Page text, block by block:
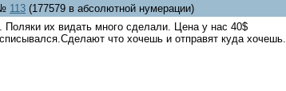
113 (177579 в абсолютной нумерации)
их видать много сделали. Цена у нас 40$
что хочешь и отправят куда хочешь.